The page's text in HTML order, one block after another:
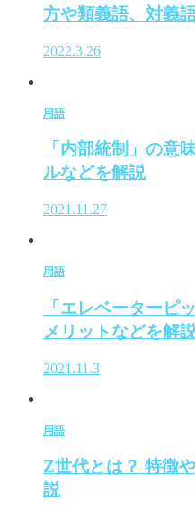
方や類義語、対義
2022.3.26
用語
「内部統制」の意
ルなどを解説
2021.11.27
用語
「エレベーターピ
メリットなどを解
2021.11.3
用語
Z世代とは？ 特徴
説